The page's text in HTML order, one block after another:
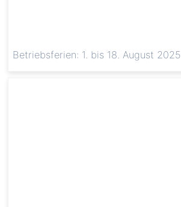
Betriebsferien: 1. bis 18. August 2025